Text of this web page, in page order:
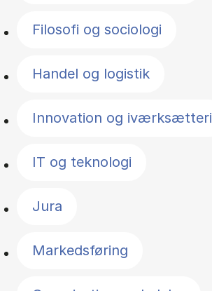
Filosofi og sociologi
Handel og logistik
Innovation og iværksætteri
IT og teknologi
Jura
Markedsføring